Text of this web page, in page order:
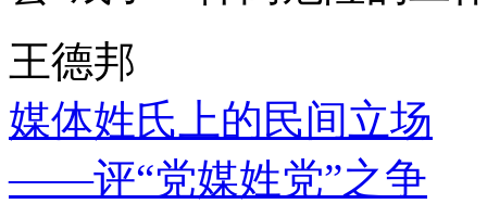
王德邦
媒体姓氏上的民间立场
——评“党媒姓党”之争